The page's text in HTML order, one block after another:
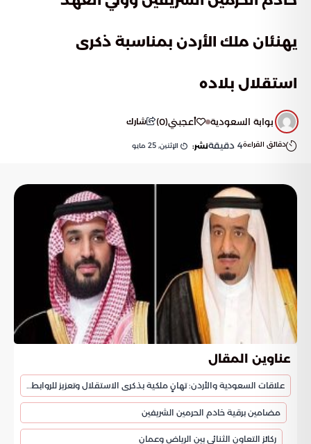
يهنئان ملك الأردن بمناسبة ذكرى
استقلال بلاده
بوابة السعودية أعجبني(
0
) شارك
دقائق القراءة4 دقيقةنشر: الإثنين, 25 مايو
عناوين المقال
علاقات السعودية والأردن: تهانٍ ملكية بذكرى الاستقلال وتعزيز للروابط التاريخية
مضامين برقية خادم الحرمين الشريفين
ركائز التعاون الثنائي بين الرياض وعمان